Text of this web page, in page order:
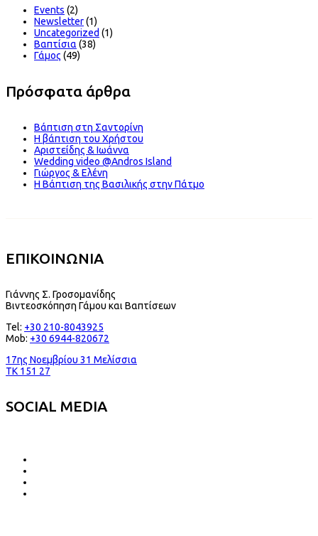
Events (2)
Newsletter(1)
Uncategorized (1)
Βαπτίσια (38)
Γάμος (49)
Πρόσφατα άρθρα
Βάπτιση στη Σαντορίνη
Η βάπτιση του Χρήστου
Αριστείδης & Ιωάννα
Wedding video @Andros Island
Γιώργος & Ελένη
Η Βάπτιση της Βασιλικής στην Πάτμο
ΕΠΙΚΟΙΝΩΝΙΑ
Γιάννης Σ. Γροσομανίδης
Βιντεοσκόπηση Γάμου και Βαπτίσεων
Tel: +30 210-8043925
Mob: +30 6944-820672
17ης Νοεμβρίου 31 Μελίσσια
TK 151 27
SOCIAL MEDIA